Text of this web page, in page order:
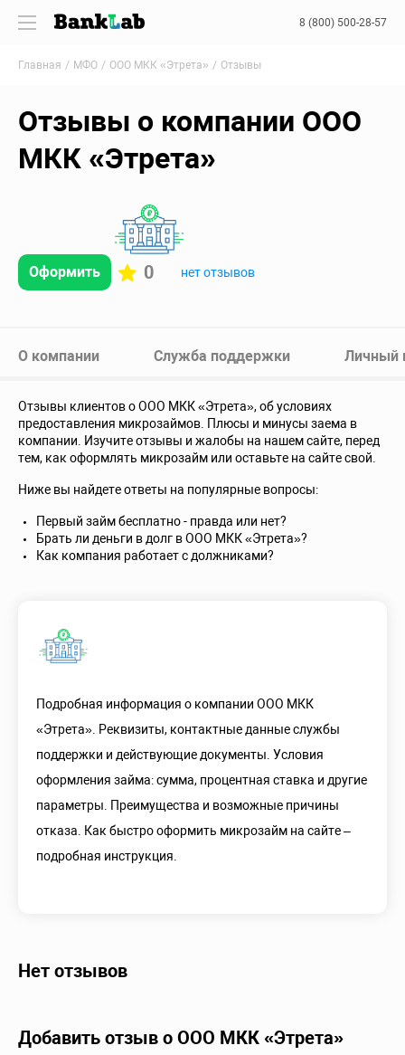
8 (800) 500-28-57
Главная МФО ООО МКК «Этрета» Отзывы
Отзывы о компании ООО
МКК «Этрета»
Оформить 0 нет отзывов
О компании Служба поддержки Личный
Отзывы клиентов о ООО МКК «Этрета», об условиях
предоставления микрозаймов. Плюсы и минусы заема в
компании. Изучите отзывы и жалобы на нашем сайте, перед
тем, как оформлять микрозайм или оставьте на сайте свой.
Ниже вы найдете ответы на популярные вопросы:
Первый займ бесплатно - правда или нет?
Брать ли деньги в долг в ООО МКК «Этрета»?
Как компания работает с должниками?
Подробная информация о компании ООО МКК
«Этрета». Реквизиты, контактные данные службы
поддержки и действующие документы. Условия
оформления займа: сумма, процентная ставка и другие
параметры. Преимущества и возможные причины
отказа. Как быстро оформить микрозайм на сайте –
подробная инструкция.
Нет отзывов
Добавить отзыв о ООО МКК «Этрета»